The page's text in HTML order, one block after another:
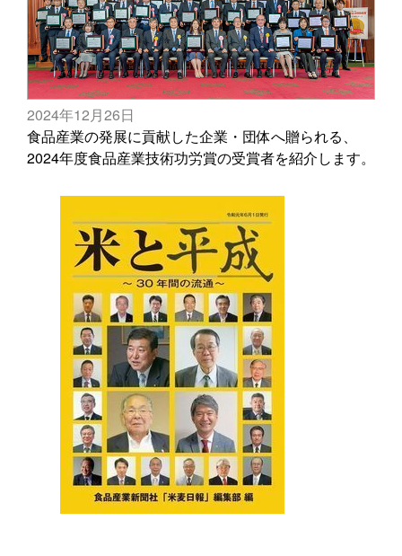
2024年12月26日
食品産業の発展に貢献した企業・団体へ贈られる、
2024年度食品産業技術功労賞の受賞者を紹介します。